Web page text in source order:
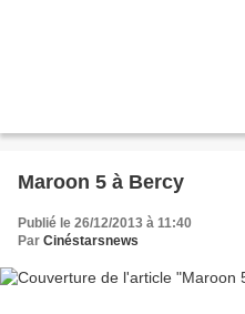
Maroon 5 à Bercy
Publié le 26/12/2013 à 11:40
Par Cinéstarsnews